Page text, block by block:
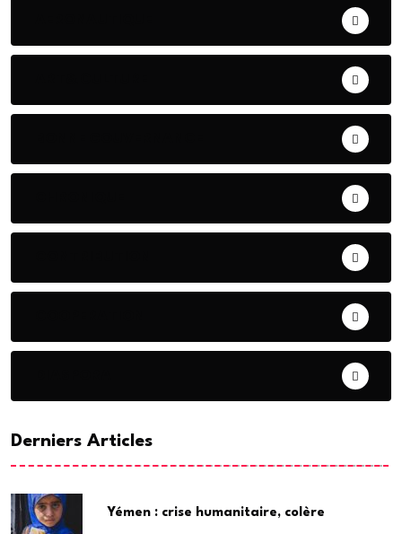
Derniers Articles
Yémen : crise humanitaire, colère